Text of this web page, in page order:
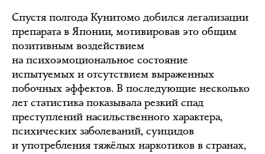
Спустя полгода Кунитомо добился легализации
препарата в Японии, мотивировав это общим
позитивным воздействием
на психоэмоциональное состояние
испытуемых и отсутствием выраженных
побочных эффектов. В последующие несколько
лет статистика показывала резкий спад
преступлений насильственного характера,
психических заболеваний, суицидов
и употребления тяжёлых наркотиков в странах,